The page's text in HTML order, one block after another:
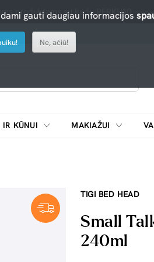
produktams su kodu PERKU10
IR KŪNUI MAKIAŽUI
TIGI BED HEAD
Small
240ml
gauti daugiau informacijos
Ne, ačiū!